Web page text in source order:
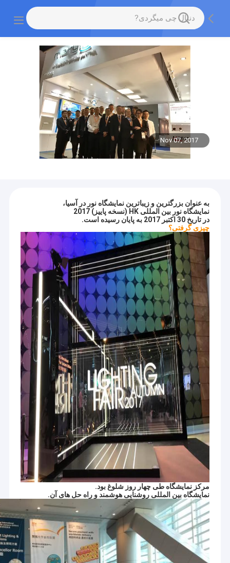
Nov 07, 2017
به عنوان بزرگترین و زیباترین نمایشگاه نور در آسیا،
نمایشگاه نور بین المللی HK (نسخه پاییز) 2017
در تاریخ 30 اکتبر 2017 به پایان رسیده است.
چیزی گرفتی؟
مرکز نمایشگاه طی چهار روز شلوغ بود.
نمایشگاه بین المللی روشنایی هوشمند و راه حل های آن.